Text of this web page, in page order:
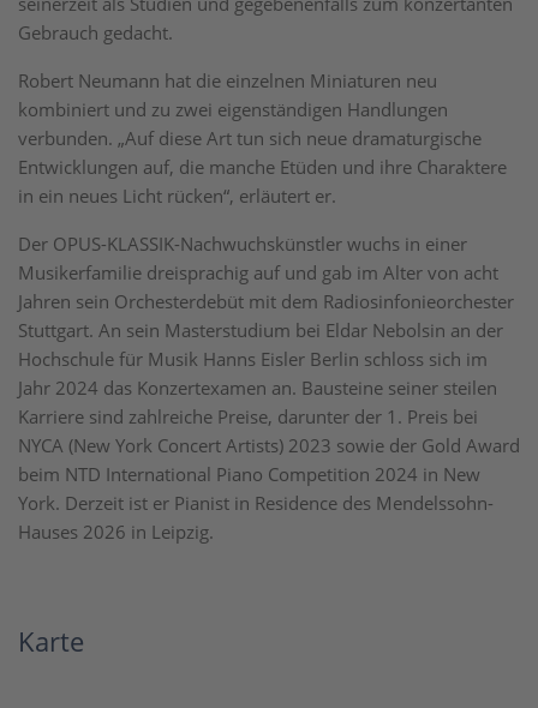
Gebrauch gedacht.
Robert Neumann hat die einzelnen Miniaturen neu
kombiniert und zu zwei eigenständigen Handlungen
verbunden. „Auf diese Art tun sich neue dramaturgische
Entwicklungen auf, die manche Etüden und ihre Charaktere
in ein neues Licht rücken“, erläutert er.
Der OPUS-KLASSIK-Nachwuchskünstler wuchs in einer
Musikerfamilie dreisprachig auf und gab im Alter von acht
Jahren sein Orchesterdebüt mit dem Radiosinfonieorchester
Stuttgart. An sein Masterstudium bei Eldar Nebolsin an der
Hochschule für Musik Hanns Eisler Berlin schloss sich im
Jahr 2024 das Konzertexamen an. Bausteine seiner steilen
Karriere sind zahlreiche Preise, darunter der 1. Preis bei
NYCA (New York Concert Artists) 2023 sowie der Gold Award
beim NTD International Piano Competition 2024 in New
York. Derzeit ist er Pianist in Residence des Mendelssohn-
Hauses 2026 in Leipzig.
Karte